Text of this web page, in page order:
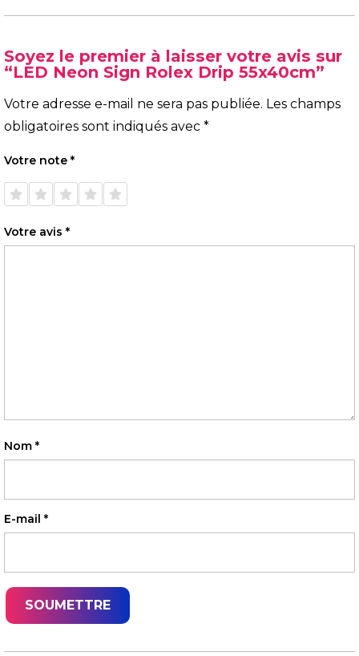
Soyez le premier à laisser votre avis sur
“LED Neon Sign Rolex Drip 55x40cm”
Votre adresse e-mail ne sera pas publiée. Les champs
obligatoires sont indiqués avec *
Votre note *
1 étoile
sur 5
2 étoiles
sur 5
3 étoiles
sur 5
4 étoiles
sur 5
5 étoiles
sur 5
Votre avis *
Nom *
E-mail *